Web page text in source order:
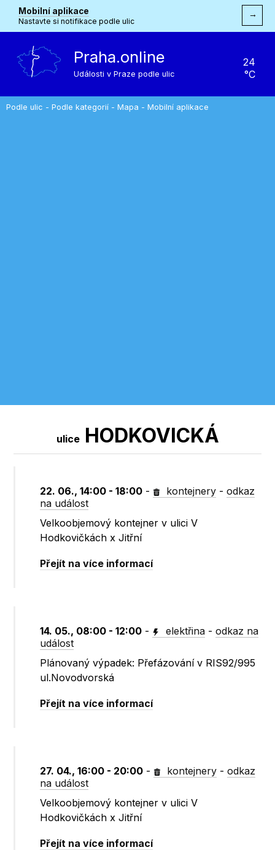
Mobilní aplikace
Nastavte si notifikace podle ulic
→
Praha.online
Události v Praze podle ulic
24
°C
Podle ulic - Podle kategorií - Mapa - Mobilní aplikace
uliceHODKOVICKÁ
22. 06., 14:00 - 18:00 - kontejnery -odkaz
na událost
Velkoobjemový kontejner v ulici V
Hodkovičkách x Jitřní
Přejít na více informací
14. 05., 08:00 - 12:00 - elektřina -odkaz na
událost
Plánovaný výpadek: Přefázování v RIS92/995
ul.Novodvorská
Přejít na více informací
27. 04., 16:00 - 20:00 - kontejnery -odkaz
na událost
Velkoobjemový kontejner v ulici V
Hodkovičkách x Jitřní
Přejít na více informací